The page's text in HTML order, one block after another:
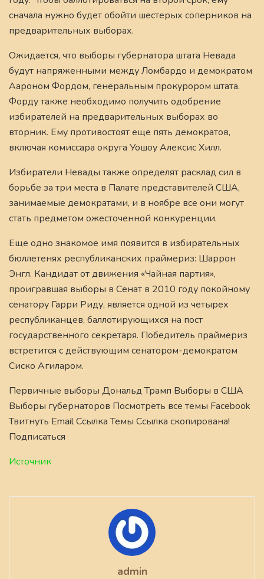
сначала нужно будет обойти шестерых соперников на
предварительных выборах.
Ожидается, что выборы губернатора штата Невада
будут напряженными между Ломбардо и демократом
Аароном Фордом, генеральным прокурором штата.
Форду также необходимо получить одобрение
избирателей на предварительных выборах во
вторник. Ему противостоят еще пять демократов,
включая комиссара округа Уошоу Алексис Хилл.
Избиратели Невады также определят расклад сил в
борьбе за три места в Палате представителей США,
занимаемые демократами, и в ноябре все они могут
стать предметом ожесточенной конкуренции.
Еще одно знакомое имя появится в избирательных
бюллетенях республиканских праймериз: Шаррон
Энгл. Кандидат от движения «Чайная партия»,
проигравшая выборы в Сенат в 2010 году покойному
сенатору Гарри Риду, является одной из четырех
республиканцев, баллотирующихся на пост
государственного секретаря. Победитель праймериз
встретится с действующим сенатором-демократом
Сиско Агиларом.
Первичные выборы Дональд Трамп Выборы в США
Выборы губернаторов Посмотреть все темы Facebook
Твитнуть Email Ссылка Темы Ссылка скопирована!
Подписаться
Источник
admin